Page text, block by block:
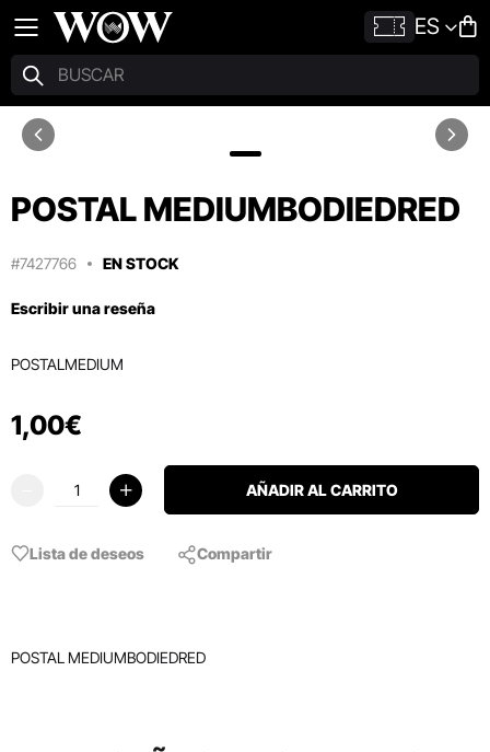
ES
POSTAL MEDIUMBODIEDRED
#7427766 EN STOCK
Escribir una reseña
POSTALMEDIUM
1,00€
AÑADIR AL CARRITO
Lista de deseos Compartir
POSTAL MEDIUMBODIEDRED